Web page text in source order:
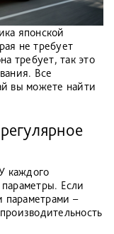
японской
не требует
требует, так это
Все
вы можете найти
каждого
Если
параметрами –